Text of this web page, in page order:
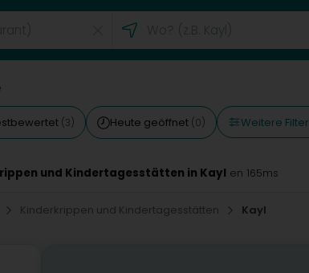
(3) Heute geöffnet (0) Weitere Filter
und Kindertagesstätten in Kayl en 165ms
Kinderkrippen und Kindertagesstätten Kayl